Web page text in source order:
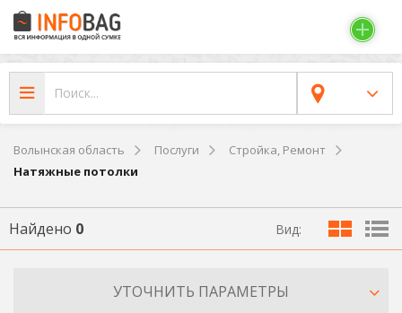
Волынская область Послуги
Стройка, Ремонт
Натяжные потолки
Найдено 0 Вид:
УТОЧНИТЬ ПАРАМЕТРЫ